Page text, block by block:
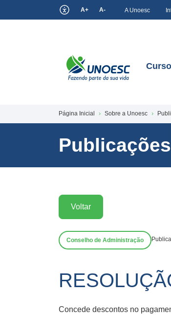
A+ A- A Unoesc
Página Inicial Sobre a Unoesc
Voltar
Conselho de Administração
Concede descontos no